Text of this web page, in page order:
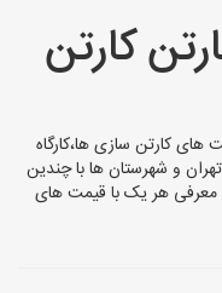
کارتن
کارتن سازی ها،کارگاه
و شهرستان ها با چندین
معرفی هر یک با قیمت های